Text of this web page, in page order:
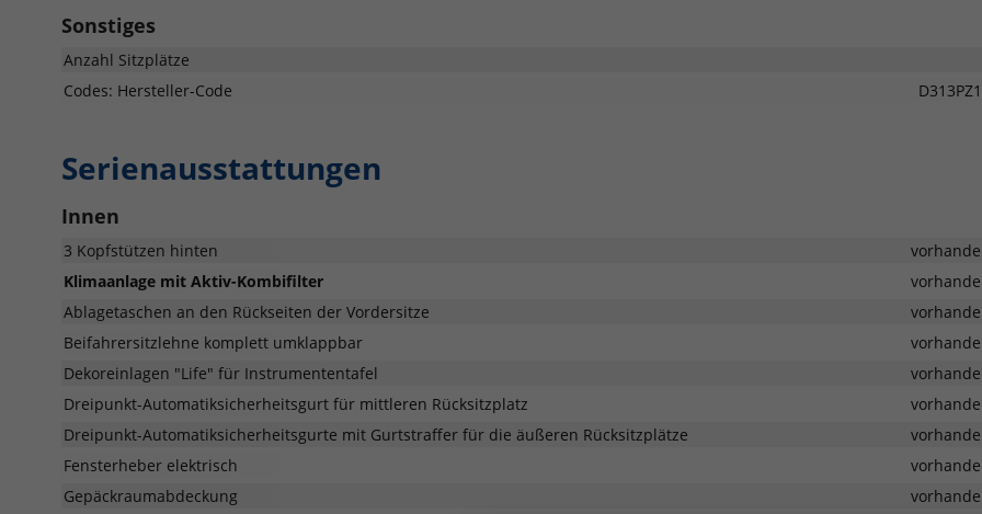
Sonstiges
Anzahl Sitzplätze
Codes: Hersteller-Code
Serienausstattungen
Innen
3 Kopfstützen hinten
Klimaanlage mit Aktiv-Kombifilter
Ablagetaschen an den Rückseiten der Vordersitze
Beifahrersitzlehne komplett umklappbar
Dekoreinlagen "Life" für Instrumententafel
Dreipunkt-Automatiksicherheitsgurt für mittleren Rücksitzplatz
Dreipunkt-Automatiksicherheitsgurte mit Gurtstraffer für die äußeren Rücksitzplätze
Fensterheber elektrisch
Gepäckraumabdeckung